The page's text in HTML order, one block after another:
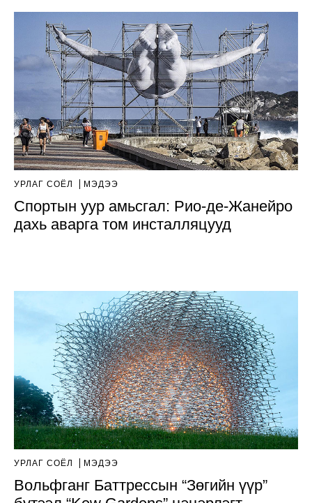
УРЛАГ СОЁЛ МЭДЭЭ
Спортын уур амьсгал: Рио-де-Жанейро
дахь аварга том инсталляцууд
УРЛАГ СОЁЛ МЭДЭЭ
Вольфганг Баттрессын “Зөгийн үүр”